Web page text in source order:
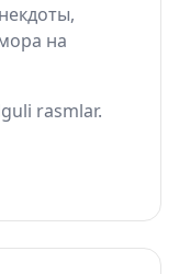
на
rasmlar.